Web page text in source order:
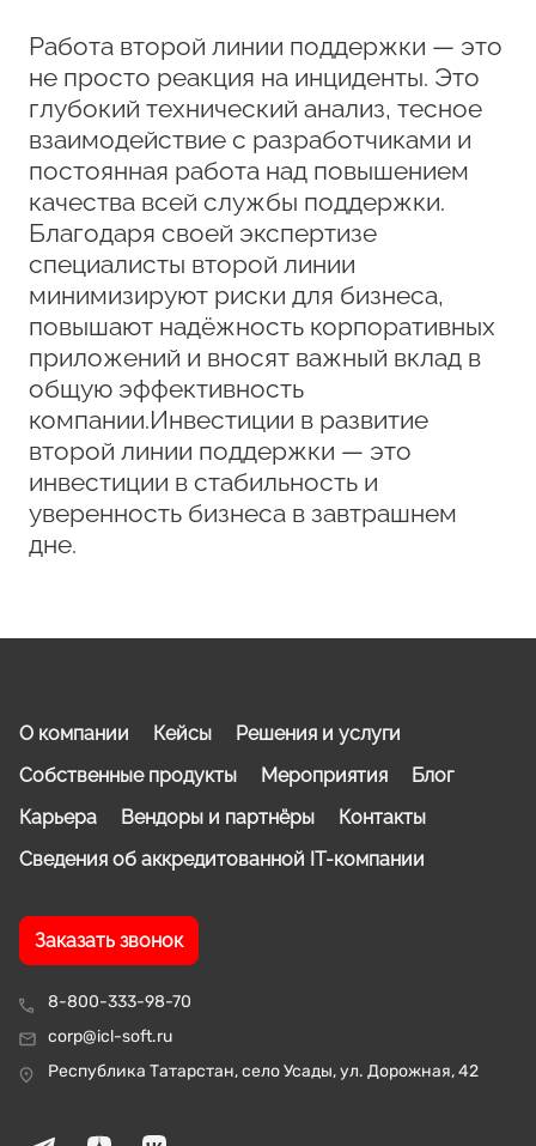
Работа второй линии поддержки — это
не просто реакция на инциденты. Это
глубокий технический анализ, тесное
взаимодействие с разработчиками и
постоянная работа над повышением
качества всей службы поддержки.
Благодаря своей экспертизе
специалисты второй линии
минимизируют риски для бизнеса,
повышают надёжность корпоративных
приложений и вносят важный вклад в
общую эффективность
компании.Инвестиции в развитие
второй линии поддержки — это
инвестиции в стабильность и
уверенность бизнеса в завтрашнем
дне.
8-800-333-98-70
corp@icl-soft.ru
Республика Татарстан, село Усады, ул. Дорожная, 42
О компании Кейсы
Решения и услуги
Собственные продукты
Мероприятия
Блог
Карьера
Вендоры и партнёры
Контакты
Сведения об аккредитованной IT-компании
Заказать звонок